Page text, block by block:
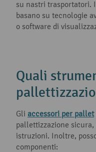
su nastri trasportatori.
basano su tecnologie
o software di
Quali
Gli accessori per pallet
pallettizzazione
istruzioni. Inoltre,
componenti: